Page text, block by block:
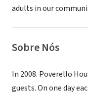
adults in our
Sobre Nós
In 2008. Poverello
guests. On one day